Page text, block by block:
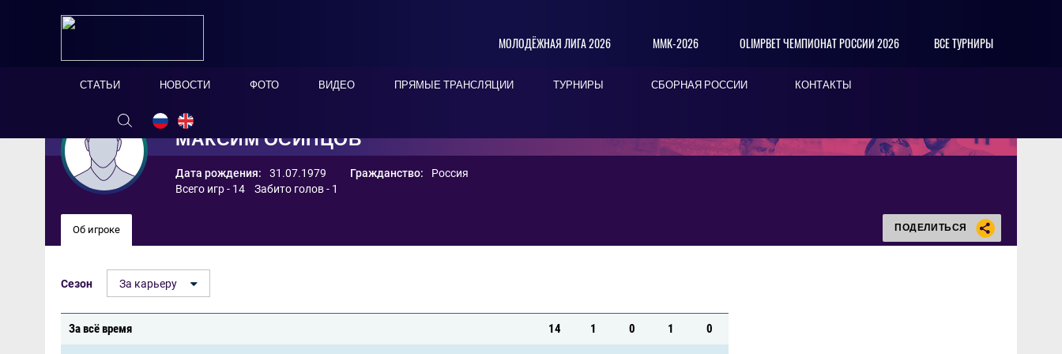
МОЛОДЁЖНАЯ ЛИГА 2026 ММК-2026 OLIMPBET ЧЕМПИОНАТ РОССИИ 2026 ВСЕ ТУРНИРЫ
СТАТЬИ НОВОСТИ ФОТО ВИДЕО ПРЯМЫЕ ТРАНСЛЯЦИИ ТУРНИРЫ СБОРНАЯ РОССИИ КОНТАКТЫ
МАКСИМ ОСИПЦОВ
Дата рождения: 31.07.1979 Гражданство:
Россия
Всего игр - 14 Забито голов - 1
Об игроке ПОДЕЛИТЬСЯ
Сезон За карьеру
За всё время 14 1 0 1 0